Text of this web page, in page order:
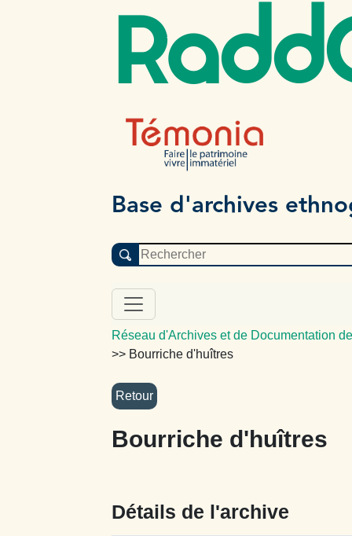
Base d'archives
Réseau d'Archives et de Documentation
>> Bourriche d'huîtres
Bourriche d'huîtres
Détails de l'archive